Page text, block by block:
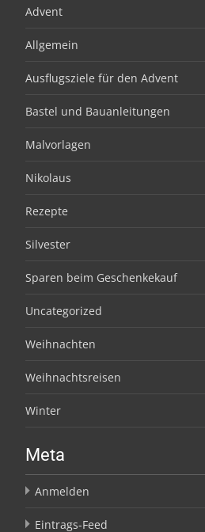
Advent
Allgemein
Ausflugsziele für den Advent
Bastel und Bauanleitungen
Malvorlagen
Nikolaus
Rezepte
Silvester
Sparen beim Geschenkekauf
Uncategorized
Weihnachten
Weihnachtsreisen
Winter
Meta
Anmelden
Eintrags-Feed